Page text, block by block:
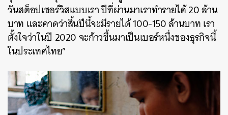
วันสต็อปเซอร์วิสแบบเรา ปีที่ผ่านมาเราทำรายได้ 20 ล้าน
บาท และคาดว่าสิ้นปีนี้จะมีรายได้ 100-150 ล้านบาท เรา
ตั้งใจว่าในปี 2020 จะก้าวขึ้นมาเป็นเบอร์หนึ่งของธุรกิจนี้
ในประเทศไทย”